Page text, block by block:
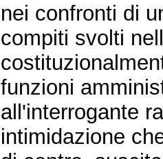
nei confronti di
compiti svolti
funzioni
all'interrogante
intimidazione